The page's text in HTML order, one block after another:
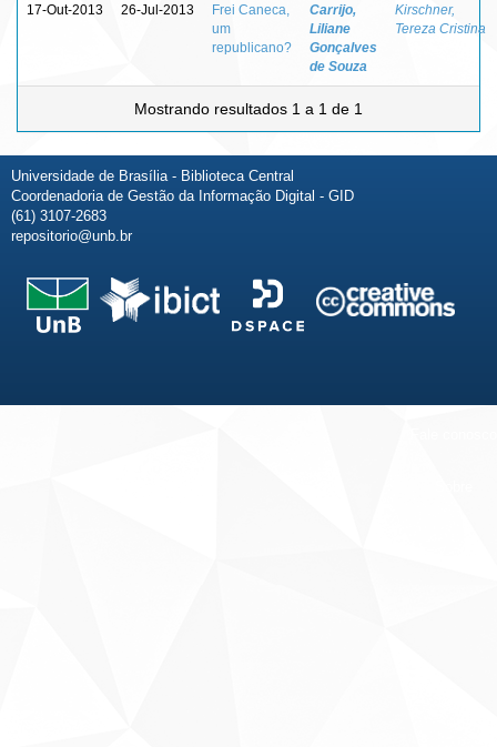
17-Out-2013 26-Jul-2013
Frei Caneca,
um
republicano?
Carrijo,
Liliane
Gonçalves
de Souza
Kirschner,
Tereza Cristina
Mostrando resultados 1 a 1 de 1
Universidade de Brasília - Biblioteca Central
Coordenadoria de Gestão da Informação Digital - GID
(61) 3107-2683
repositorio@unb.br